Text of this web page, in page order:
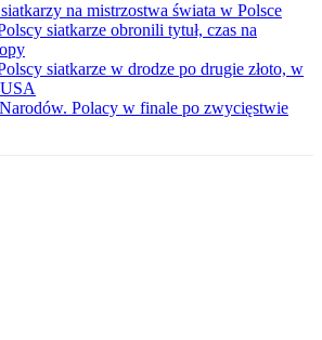
na mistrzostwa świata w Polsce
siatkarze obronili tytuł, czas na
siatkarze w drodze po drugie złoto, w
Polacy w finale po zwycięstwie